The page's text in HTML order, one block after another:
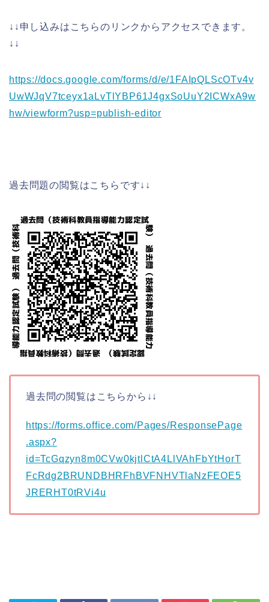
↓↓申し込みはこちらのリンクからアクセスできます。
↓↓
https://docs.google.com/forms/d/e/1FAIpQLScOTv4v
UwWJqV7tceyx1aLvTlYBP61J4gxSoUuY2ICWxA9w
hw/viewform?usp=publish-editor
過去問題の閲覧はこちらです↓↓
過去問の閲覧はこちらから↓↓
https://forms.office.com/Pages/ResponsePage
.aspx?
id=TcGqzyn8m0CVw0kjtlCtA4LlVAhFbYtHorT
FcRdg2BRUNDBHRFhBVFNHVTlaNzFEOE5
JRERHT0tRVi4u